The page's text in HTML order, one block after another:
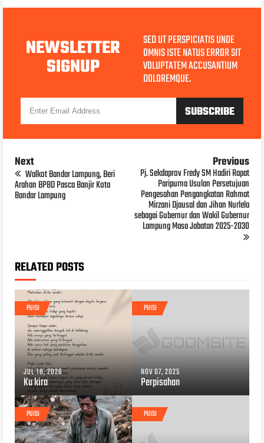
NEWSLETTER
SIGNUP
SED UT PERSPICIATIS UNDE
OMNIS ISTE NATUS ERROR SIT
VOLUPTATEM ACCUSANTIUM
DOLOREMQUE.
Next
Walkot Bandar Lampung, Beri
Arahan BPBD Pasca Banjir Kota
Bandar Lampung
Previous
Pj. Sekdaprov Fredy SM Hadiri Rapat
Paripurna Usulan Persetujuan
Pengesahan Pengangkatan Rahmat
Mirzani Djausal dan Jihan Nurlela
sebagai Gubernur dan Wakil Gubernur
Lampung Masa Jabatan 2025-2030
RELATED POSTS
PUISI
JUL 18, 2026
Ku kira
PUISI
NOV 07, 2025
Perpisahan
PUISI PUISI